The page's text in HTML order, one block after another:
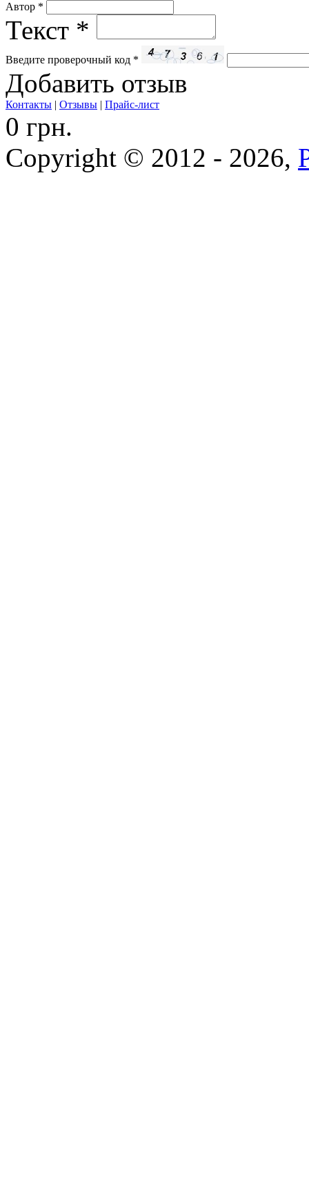
Автор *
Текст *
Введите проверочный код *
Добавить отзыв
Контакты | Отзывы | Прайс-лист
0 грн.
Copyright © 2012 - 2026,